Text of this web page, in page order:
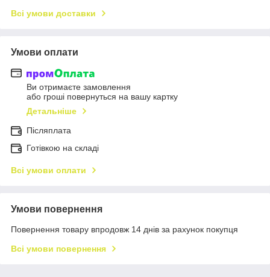
Всі умови доставки
Умови оплати
Ви отримаєте замовлення
або гроші повернуться на вашу картку
Детальніше
Післяплата
Готівкою на складі
Всі умови оплати
Умови повернення
Повернення товару впродовж 14 днів за рахунок покупця
Всі умови повернення